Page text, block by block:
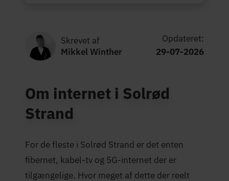
Skrevet af
Mikkel Winther
Opdateret:
29-07-2026
Om internet i Solrød
Strand
For de fleste i Solrød Strand er det enten
fibernet, kabel-tv og 5G-internet der er
tilgængelige. Hvor meget af dette der reelt